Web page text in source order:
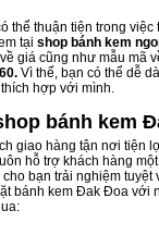
thể thuận tiện trong việc
tại shop bánh kem
giá cũng như mẫu mã
Vì thế, bạn có thể dễ
hợp với mình.
bánh kem
giao hàng tận nơi tiện
hỗ trợ khách hàng
bạn trải nghiệm
bánh kem Đak Đoa với